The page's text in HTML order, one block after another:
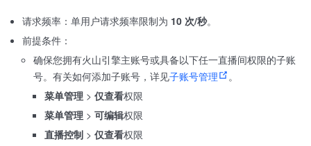
请求频率：单用户请求频率限制为 10 次/秒。
前提条件：
确保您拥有火山引擎主账号或具备以下任一直播间权限的子账
号。有关如何添加子账号，详见子账号管理
。
菜单管理 > 仅查看权限
菜单管理 > 可编辑权限
直播控制 > 仅查看权限